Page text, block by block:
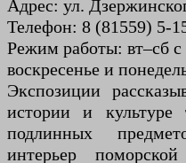
Адрес: ул.
Телефон: 8 (81559) 5-
Режим работы: вт–сб
воскресенье и
Экспозиции
истории и
подлинных
интерьер